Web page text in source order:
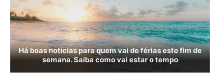
Há boas notícias para quem vai de férias este fim de
semana. Saiba como vai estar o tempo